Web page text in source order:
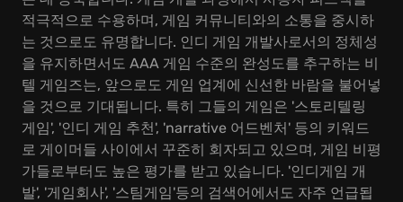
적극적으로 수용하며, 게임 커뮤니티와의 소통을 중시하
는 것으로도 유명합니다. 인디 게임 개발사로서의 정체성
을 유지하면서도 AAA 게임 수준의 완성도를 추구하는 비
텔 게임즈는, 앞으로도 게임 업계에 신선한 바람을 불어넣
을 것으로 기대됩니다. 특히 그들의 게임은 '스토리텔링
게임', '인디 게임 추천', 'narrative 어드벤처' 등의 키워드
로 게이머들 사이에서 꾸준히 회자되고 있으며, 게임 비평
가들로부터도 높은 평가를 받고 있습니다. '인디게임 개
발', '게임회사', '스팀게임'등의 검색어에서도 자주 언급됩